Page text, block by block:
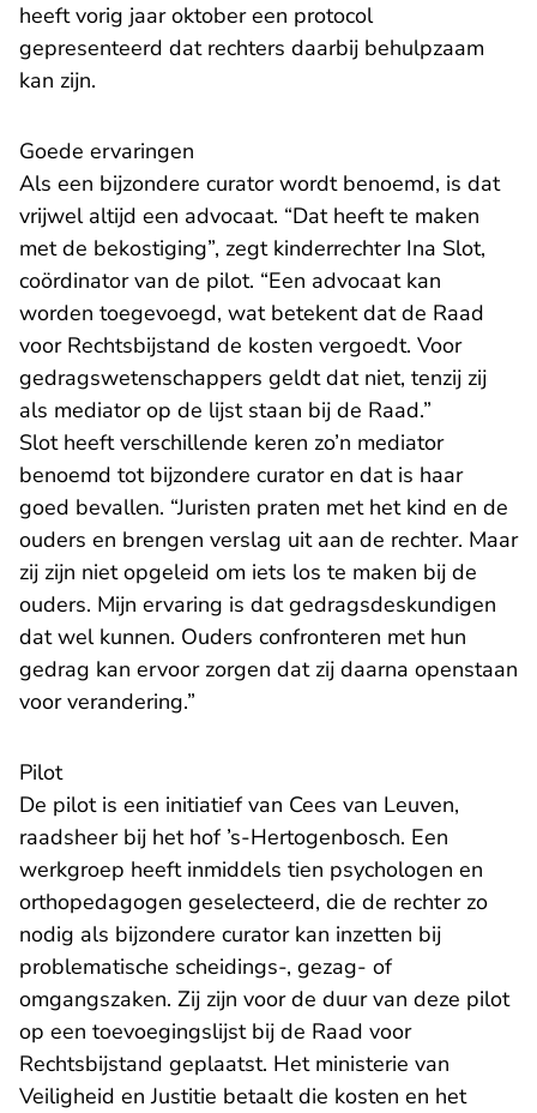
heeft vorig jaar oktober een protocol
gepresenteerd dat rechters daarbij behulpzaam
kan zijn.
Goede ervaringen
Als een bijzondere curator wordt benoemd, is dat
vrijwel altijd een advocaat. “Dat heeft te maken
met de bekostiging”, zegt kinderrechter Ina Slot,
coördinator van de pilot. “Een advocaat kan
worden toegevoegd, wat betekent dat de Raad
voor Rechtsbijstand de kosten vergoedt. Voor
gedragswetenschappers geldt dat niet, tenzij zij
als mediator op de lijst staan bij de Raad.”
Slot heeft verschillende keren zo’n mediator
benoemd tot bijzondere curator en dat is haar
goed bevallen. “Juristen praten met het kind en de
ouders en brengen verslag uit aan de rechter. Maar
zij zijn niet opgeleid om iets los te maken bij de
ouders. Mijn ervaring is dat gedragsdeskundigen
dat wel kunnen. Ouders confronteren met hun
gedrag kan ervoor zorgen dat zij daarna openstaan
voor verandering.”
Pilot
De pilot is een initiatief van Cees van Leuven,
raadsheer bij het hof ’s-Hertogenbosch. Een
werkgroep heeft inmiddels tien psychologen en
orthopedagogen geselecteerd, die de rechter zo
nodig als bijzondere curator kan inzetten bij
problematische scheidings-, gezag- of
omgangszaken. Zij zijn voor de duur van deze pilot
op een toevoegingslijst bij de Raad voor
Rechtsbijstand geplaatst. Het ministerie van
Veiligheid en Justitie betaalt die kosten en het